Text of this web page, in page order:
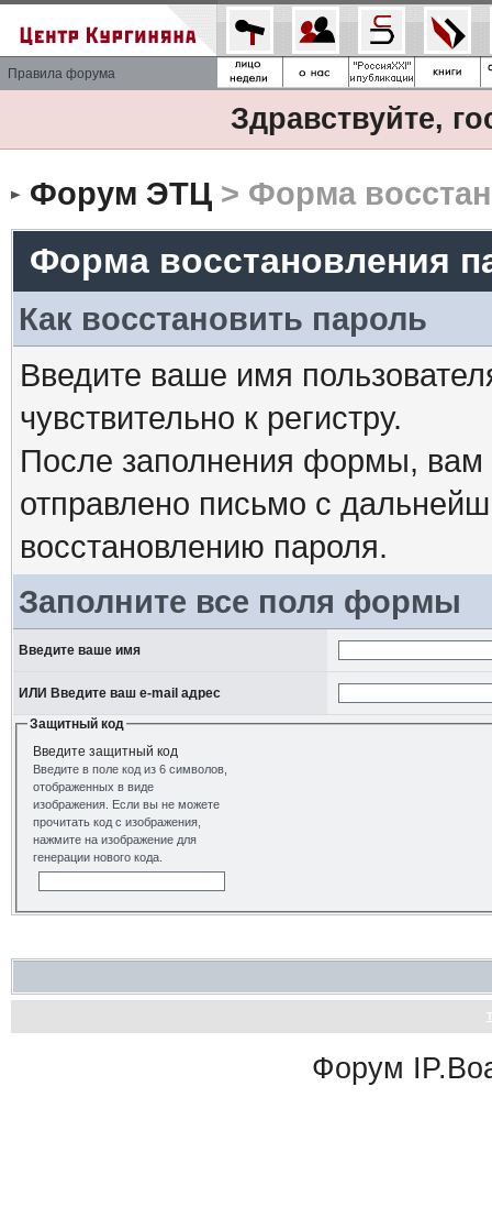
Правила форума
Здравствуйте,
Форум ЭТЦ> Форма
Форма восстановления
Как восстановить пароль
Введите ваше имя
чувствительно к регистру.
После заполнения формы, вам
отправлено письмо с
восстановлению пароля.
Заполните все поля формы
Введите ваше имя
ИЛИ Введите ваш e-mail адрес
Защитный код
Введите защитный код
Введите в поле код из 6 символов,
отображенных в виде
изображения. Если вы не можете
прочитать код с изображения,
нажмите на изображение для
генерации нового кода.
Форум